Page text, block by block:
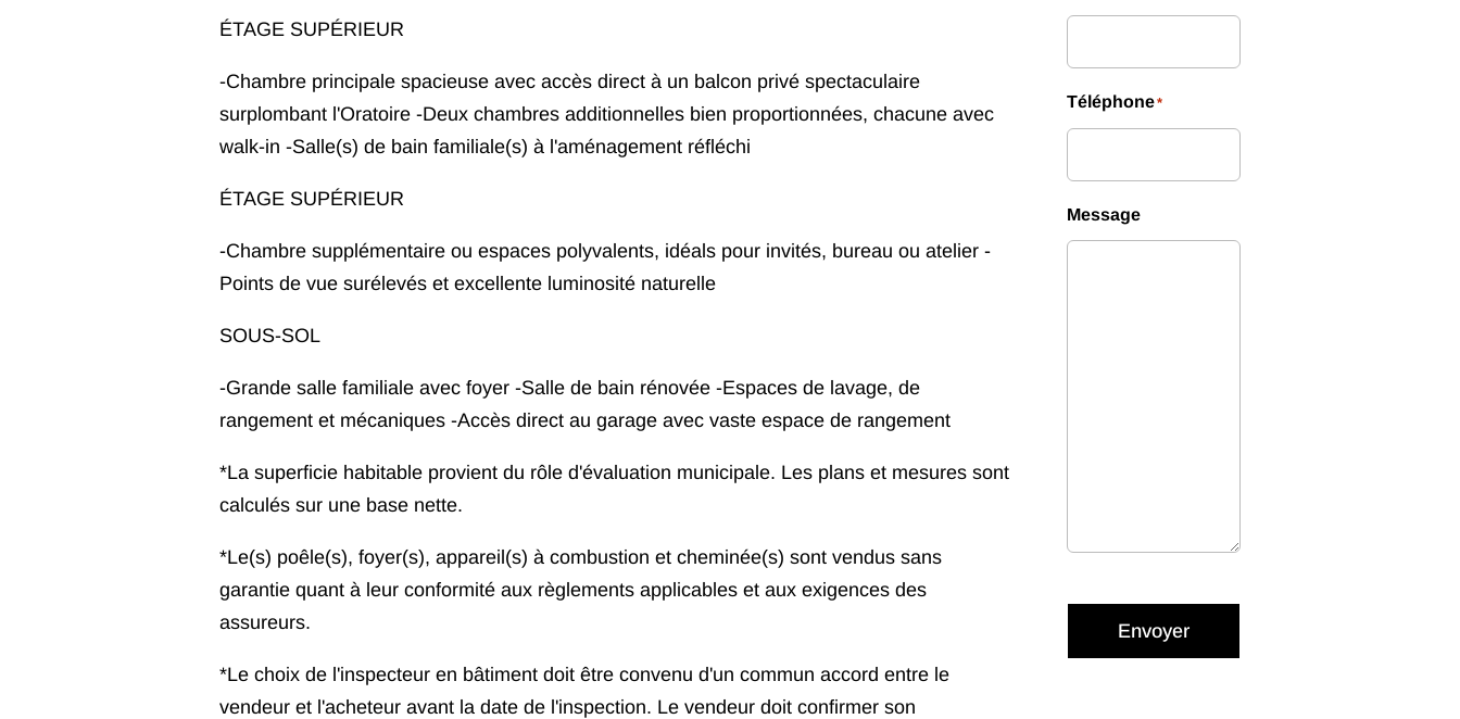
ÉTAGE SUPÉRIEUR
-Chambre principale spacieuse avec accès direct à un balcon privé spectaculaire
surplombant l'Oratoire -Deux chambres additionnelles bien proportionnées, chacune avec
walk-in -Salle(s) de bain familiale(s) à l'aménagement réfléchi
ÉTAGE SUPÉRIEUR
-Chambre supplémentaire ou espaces polyvalents, idéals pour invités, bureau ou atelier -
Points de vue surélevés et excellente luminosité naturelle
SOUS-SOL
-Grande salle familiale avec foyer -Salle de bain rénovée -Espaces de lavage, de
rangement et mécaniques -Accès direct au garage avec vaste espace de rangement
*La superficie habitable provient du rôle d'évaluation municipale. Les plans et mesures sont
calculés sur une base nette.
*Le(s) poêle(s), foyer(s), appareil(s) à combustion et cheminée(s) sont vendus sans
garantie quant à leur conformité aux règlements applicables et aux exigences des
assureurs.
*Le choix de l'inspecteur en bâtiment doit être convenu d'un commun accord entre le
vendeur et l'acheteur avant la date de l'inspection. Le vendeur doit confirmer son
Téléphone*
Message
Envoyer